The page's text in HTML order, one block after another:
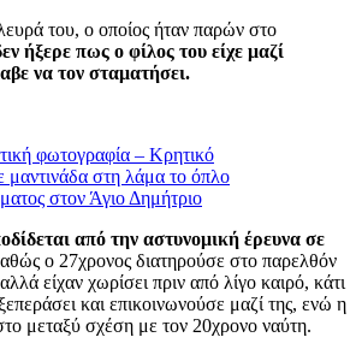
του, ο οποίος ήταν παρών στο
ήξερε πως ο φίλος του είχε μαζί
να τον σταματήσει.
φωτογραφία – Κρητικό
μαντινάδα στη λάμα το όπλο
στον Άγιο Δημήτριο
από την αστυνομική έρευνα σε
ο 27χρονος διατηρούσε στο παρελθόν
είχαν χωρίσει πριν από λίγο καιρό, κάτι
και επικοινωνούσε μαζί της, ενώ η
μεταξύ σχέση με τον 20χρονο ναύτη.